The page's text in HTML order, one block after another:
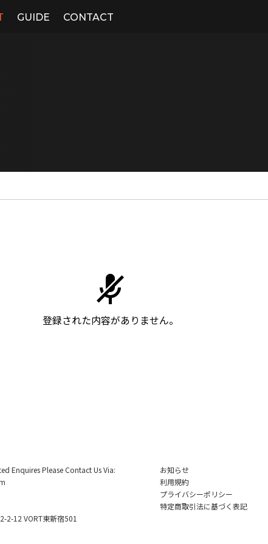
GUIDE CONTACT
登録された内容がありません。
Enquires Please Contact Us Via:
2-12 VORT東新宿501
お知らせ
利用規約
プライバシーポリシー
特定商取引法に基づく表記